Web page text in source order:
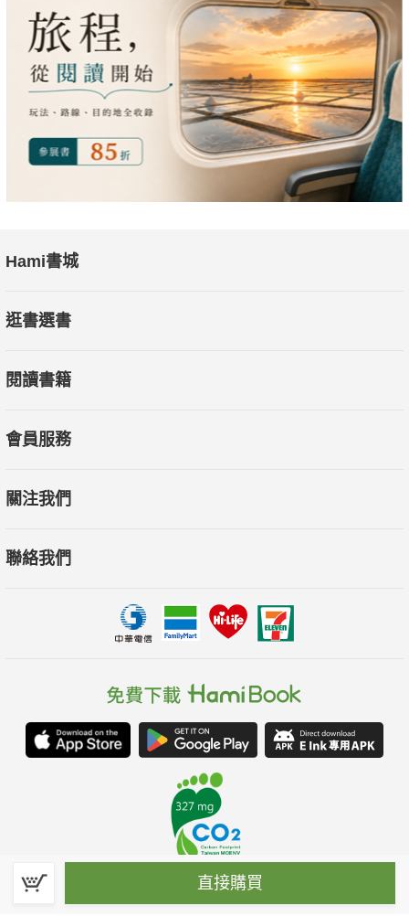
直接購買
Hami書城
逛書選書
閱讀書籍
會員服務
關注我們
聯絡我們